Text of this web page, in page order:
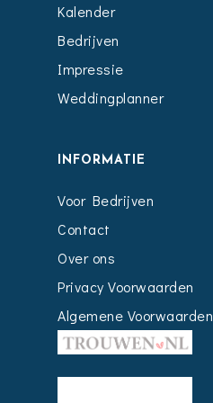
Kalender
Bedrijven
Impressie
Weddingplanner
INFORMATIE
Voor Bedrijven
Contact
Over ons
Privacy Voorwaarden
Algemene Voorwaarden